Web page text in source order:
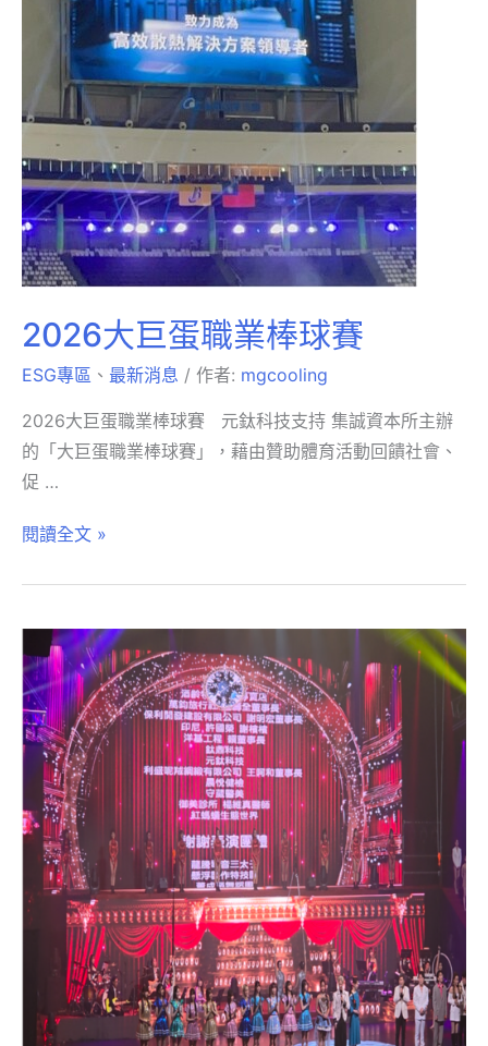
2026大巨蛋職業棒球賽
ESG專區 、 最新消息 / 作者: mgcooling
2026大巨蛋職業棒球賽 元鈦科技支持 集誠資本所主辦
的「大巨蛋職業棒球賽」，藉由贊助體育活動回饋社會、
促 …
閱讀全文 »